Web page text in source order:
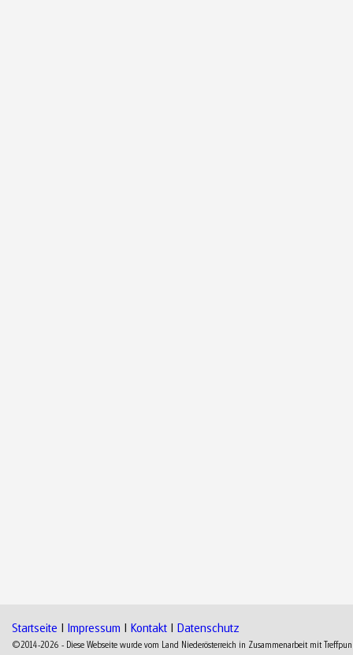
Startseite | Impressum | Kontakt | Datenschutz
©2014-2026 - Diese Webseite wurde vom Land Niederösterreich in Zusammenarbeit mit